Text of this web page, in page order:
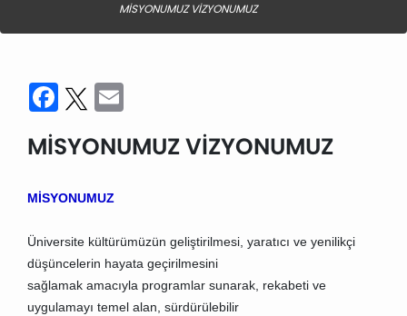
MİSYONUMUZ VİZYONUMUZ
Facebook
Twitter
MİSYONUMUZ VİZYONUMUZ
MİSYONUMUZ
Üniversite kültürümüzün geliştirilmesi, yaratıcı ve yenilikçi
düşüncelerin hayata geçirilmesini
sağlamak amacıyla programlar sunarak, rekabeti ve
uygulamayı temel alan, sürdürülebilir